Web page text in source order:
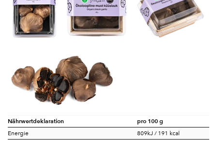
Nährwertdeklaration pro 100 g
Energie
809kJ / 191 kcal